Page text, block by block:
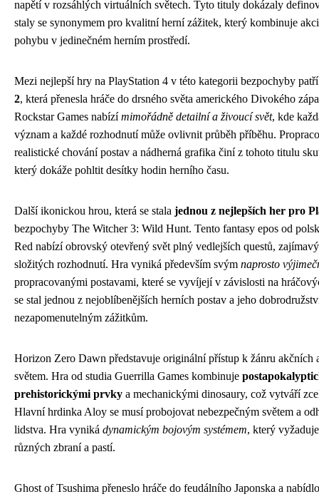
napětí v rozsáhlých virtuálních světech. Tyto tituly dokázaly
staly se synonymem pro kvalitní herní zážitek, který kombinuje
pohybu v jedinečném herním prostředí.
Mezi nejlepší hry na PlayStation 4 v této kategorii bezpochyby
2, která přenesla hráče do drsného světa amerického Divokého
Rockstar Games nabízímimořádně detailní a živoucí svět, kde
význam a každé rozhodnutí může ovlivnit průběh příběhu.
realistické chování postav a nádherná grafika činí z tohoto titulu
který dokáže pohltit desítky hodin herního času.
Další ikonickou hrou, která se stala jednou z nejlepších her pro
bezpochyby The Witcher 3: Wild Hunt. Tento fantasy epos od
Red nabízí obrovský otevřený svět plný vedlejších questů,
složitých rozhodnutí. Hra vyniká především svým naprosto
propracovanými postavami, které se vyvíjejí v závislosti na
se stal jednou z nejoblíbenějších herních postav a jeho
nezapomenutelným zážitkům.
Horizon Zero Dawn představuje originální přístup k žánru akčních
světem. Hra od studia Guerrilla Games kombinuje
prehistorickými prvky a mechanickými dinosaury, což vytváří
Hlavní hrdinka Aloy se musí probojovat nebezpečným světem a
lidstva. Hra vyniká dynamickým bojovým systémem, který
různých zbraní a pastí.
Ghost of Tsushima přeneslo hráče do feudálního Japonska a